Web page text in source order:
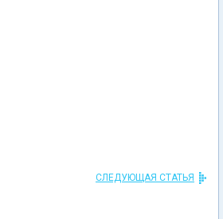
СЛЕДУЮЩАЯ СТАТЬЯ